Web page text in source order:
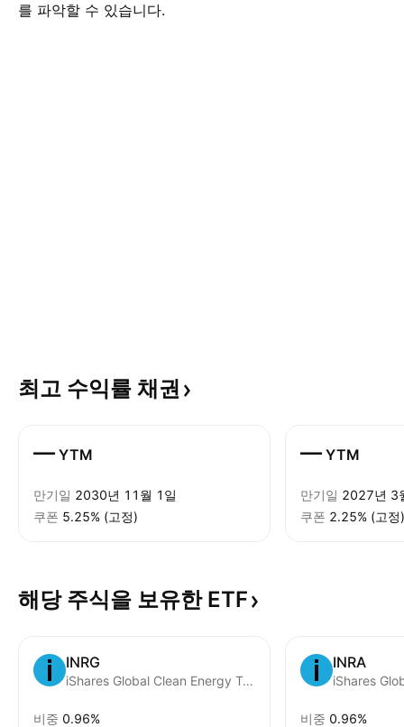
를 파악할 수 있습니다.
최고 수익률 채권
— YTM
만기일 2030년 11월 1일
쿠폰 5.25% (고정)
— YTM
만기일 2027년 3
쿠폰 2.25% (고정)
해당 주식을 보유한 ETF
INRG
iShares Global Clean Energy Transition UCITS ETD USD
비중 0.96%
INRA
비중 0.96%